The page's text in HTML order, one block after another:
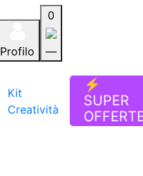
Profilo
0
—
Kit
Creatività
⚡
SUPER